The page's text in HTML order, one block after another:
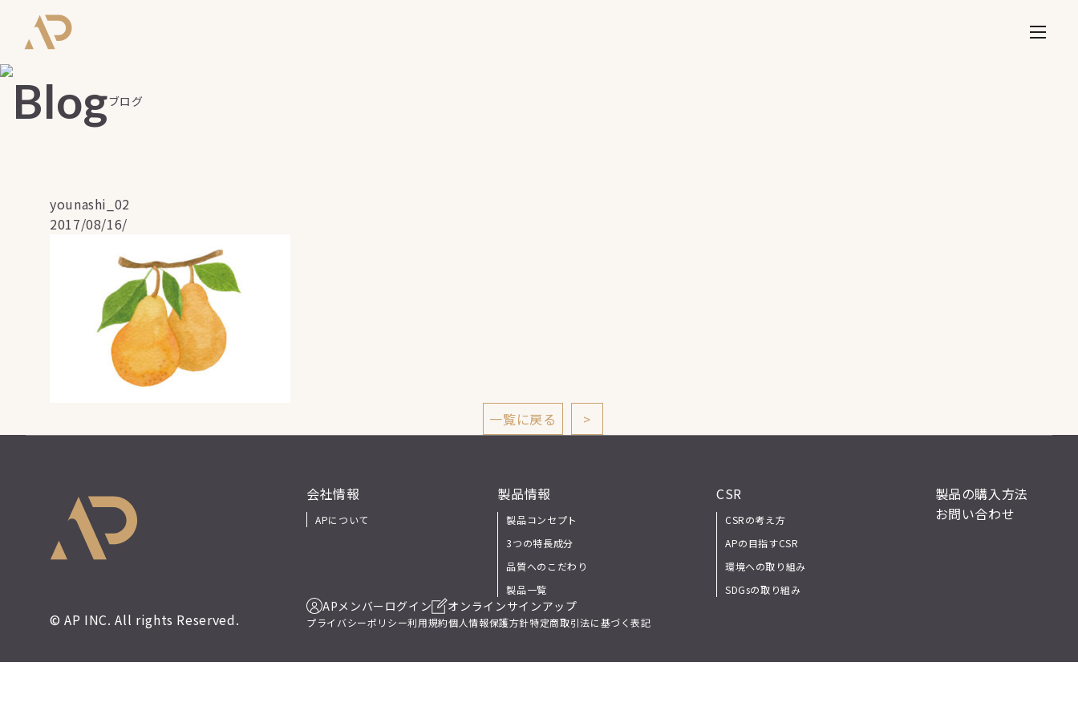
ブログ
younashi_02
2017/08/16/
一覧に戻る >
© AP INC. All rights Reserved.
会社情報
APについて
製品情報
製品コンセプト
3つの特長成分
品質へのこだわり
製品一覧
CSR
CSRの考え方
APの目指すCSR
環境への取り組み
SDGsの取り組み
製品の購入方法
お問い合わせ
APメンバーログイン オンラインサインアップ
プライバシーポリシー利用規約個人情報保護方針特定商取引法に基づく表記